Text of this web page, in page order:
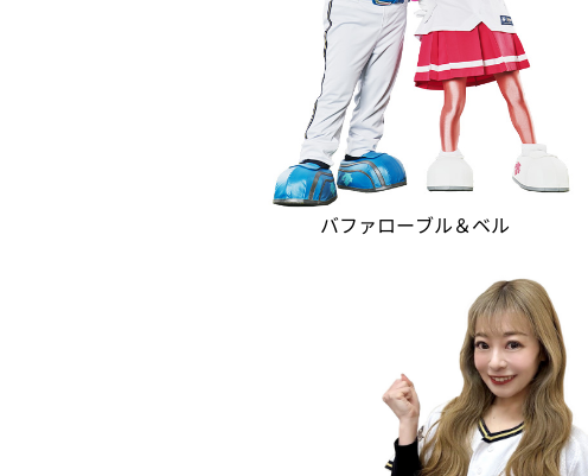
バファローブル＆ベル